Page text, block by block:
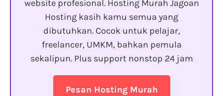
website profesional. Hosting Murah Jagoan
Hosting kasih kamu semua yang
dibutuhkan. Cocok untuk pelajar,
freelancer, UMKM, bahkan pemula
sekalipun. Plus support nonstop 24 jam
Pesan Hosting Murah